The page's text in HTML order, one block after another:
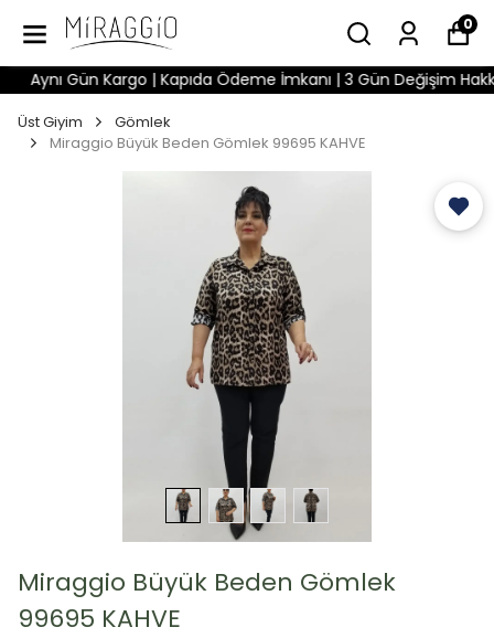
0
Aynı Gün Kargo | Kapıda Ödeme İmkanı | 3 Gün Değişim Hakkı |
Üst Giyim
Gömlek
Miraggio Büyük Beden Gömlek 99695 KAHVE
Miraggio Büyük Beden Gömlek
99695 KAHVE